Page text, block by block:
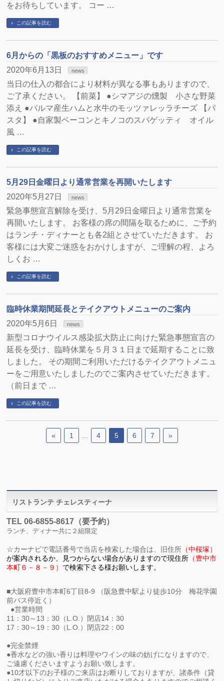
をお待ちしています。 コー …
この記事を読む
6月からの「黒板のおすすめメニュー」です
2020年6月13日
news
当日の仕入の都合により材料が異なる事もありますので、
ご了承ください。 【前菜】 ●シマアジの燻製 小さな野菜
添え ●パルマ産生ハムと水牛のモッツァレッラチーズ 【パ
スタ】 ●自家製ベーコンとキノコのスパゲッティ オイル
風 …
この記事を読む
5月29日金曜日より通常営業を再開いたします
2020年5月27日
news
緊急事態宣言解除を受け、5月29日金曜日より通常営業を
再開いたします。 お客様の席の間隔を取るために、ご予約
はランチ・ディナーとも各2組とさせていただきます。 お
客様には大変ご迷惑をおかけしますが、ご理解の程、よろ
しくお …
この記事を読む
臨時休業期間延長とテイクアウトメニューのご案内
2020年5月6日
news
新型コロナウイルス感染拡大防止に向けた緊急事態宣言の
延長を受け、臨時休業を５月３１日まで延期することに致
しました。 その期間ご利用いただけるテイクアウトメニュ
ーをご用意いたしましたのでご案内させていただきます。
（前日まで …
この記事を読む
« 1 4 5 6 7 »
リストランテ チェレスティーナ
TEL 06-6855-8617（要予約）
ランチ、ディナー共に２組限定
☆カーナビで電話番号で当店を検索した場合は、旧住所 （中桜塚）
が案内されるか、見つからない場合がありますので現住所 （豊中市
本町６－８－９） で検索下さる様お願いします。
■大阪府豊中市本町6丁目8-9 （阪急豊中駅より徒歩10分 梅花学園
前バス停近く）
●営業時間
11：30～13：30（L.O.）閉店14：30
17：30～19：30（L.O.）閉店22：00
●完全禁煙
●香水などの強い香りは料理やワインの味の妨げになりますので、
ご遠慮くださいますようお願い致します。
●10才以下のお子様のご来店はお断りしておりますが、諸条件（貸